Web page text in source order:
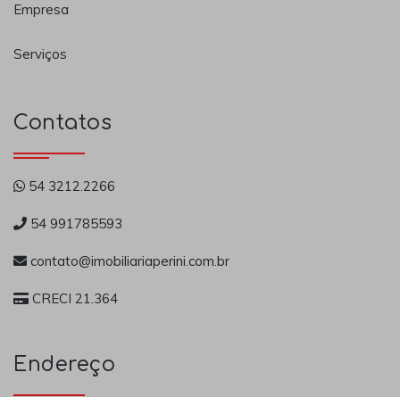
Empresa
Serviços
Contatos
54 3212.2266
54 991785593
contato@imobiliariaperini.com.br
CRECI 21.364
Endereço